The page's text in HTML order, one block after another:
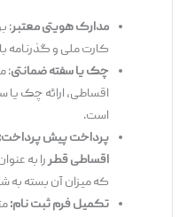
مدارک هویتی معتبر: برای
کارت ملی و گذرنامه با حداقل ۶ ماه اعتبار الزامی
چک یا سفته ضمانتی: معمولاً
اقساطی، ارائه چک یا سفته
پرداخت پیش‌ پرداخت:اغلب
اقساطی قطررا به ‌عنوان
که میزان آن بسته به شرایط
تکمیل فرم ثبت ‌نام: